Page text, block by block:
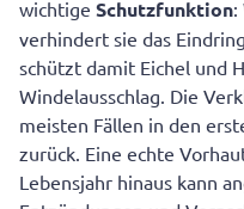
wichtige Schutzfunktion:
verhindert sie das
schützt damit Eichel und
Windelausschlag. Die
meisten Fällen in den
zurück. Eine echte
Lebensjahr hinaus kann